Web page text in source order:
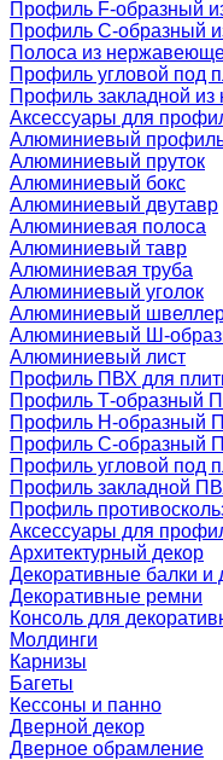
Профиль F-образный
Профиль C-образный
Полоса из
Профиль угловой под
Профиль закладной
Аксессуары для
Алюминиевый профиль
Алюминиевый пруток
Алюминиевый бокс
Алюминиевый двутавр
Алюминиевая полоса
Алюминиевый тавр
Алюминиевая труба
Алюминиевый уголок
Алюминиевый
Алюминиевый Ш-
Алюминиевый лист
Профиль ПВХ для
Профиль Т-образный
Профиль H-образный
Профиль C-образный
Профиль угловой под
Профиль закладной
Профиль
Аксессуары для
Архитектурный декор
Декоративные балки и
Декоративные ремни
Консоль для
Молдинги
Карнизы
Багеты
Кессоны и панно
Дверной декор
Дверное обрамление